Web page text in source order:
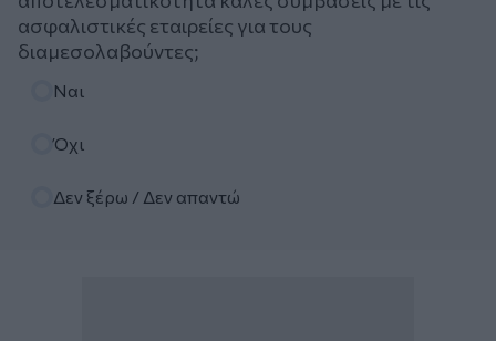
ασφαλιστικές εταιρείες για τους
διαμεσολαβούντες;
Ναι
Όχι
Δεν ξέρω / Δεν απαντώ